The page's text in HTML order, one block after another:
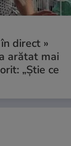
direct »
arătat mai
„Știe ce